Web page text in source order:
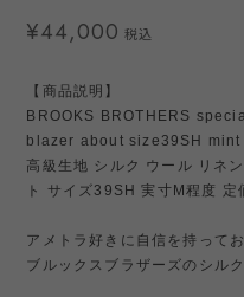
¥44,000 税込
【商品説明】
BROOKS BROTHERS
blazer about size39SH mint
高級生地 シルク ウール リネ
ト サイズ39SH 実寸M程度 定
アメトラ好きに自信を持って
ブルックスブラザーズのシル